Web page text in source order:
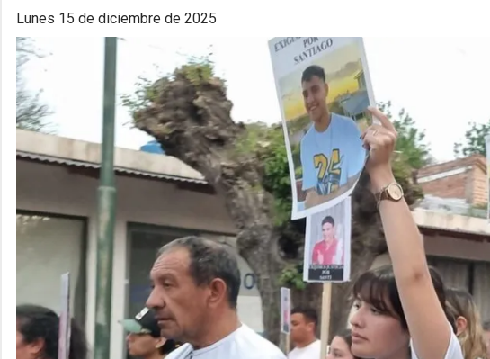
lunes 15 de diciembre de 2025